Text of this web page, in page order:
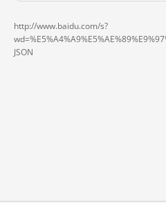
http://www.baidu.com/s?
JSON